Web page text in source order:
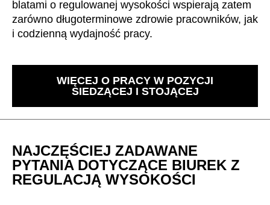
blatami o regulowanej wysokości wspierają zatem
zarówno długoterminowe zdrowie pracowników, jak
i codzienną wydajność pracy.
WIĘCEJ O PRACY W POZYCJI
SIEDZĄCEJ I STOJĄCEJ
NAJCZĘŚCIEJ ZADAWANE
PYTANIA DOTYCZĄCE BIUREK Z
REGULACJĄ WYSOKOŚCI